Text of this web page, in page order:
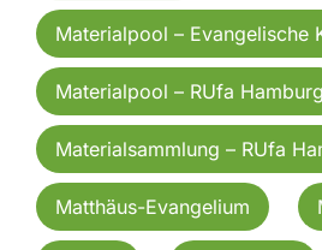
Materialpool – Evangelische
Materialpool – RUfa Hamburg
Materialsammlung – RUfa
Matthäus-Evangelium